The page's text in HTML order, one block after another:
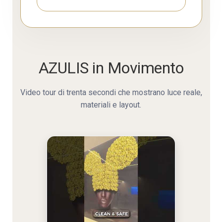
AZULIS in Movimento
Video tour di trenta secondi che mostrano luce reale,
materiali e layout.